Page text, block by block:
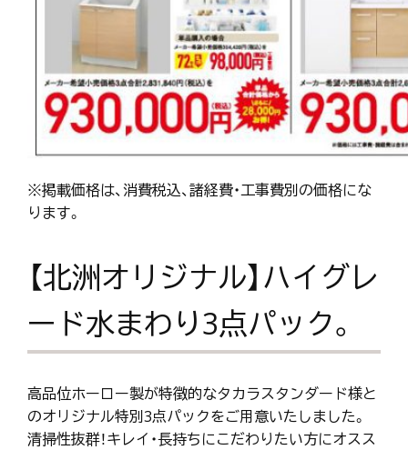
※掲載価格は、消費税込、諸経費・工事費別の価格にな
ります。
【北洲オリジナル】ハイグレ
ード水まわり3点パック。
高品位ホーロー製が特徴的なタカラスタンダード様と
のオリジナル特別3点パックをご用意いたしました。
清掃性抜群！キレイ・長持ちにこだわりたい方にオスス